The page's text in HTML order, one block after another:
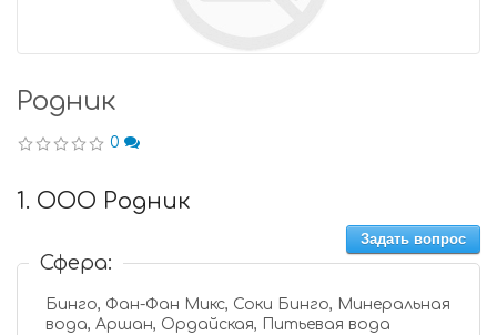
Родник
0
1. ООО Родник
Задать вопрос
Сфера:
Бинго, Фан-Фан Микс, Соки Бинго, Минеральная
вода, Аршан, Ордайская, Питьевая вода